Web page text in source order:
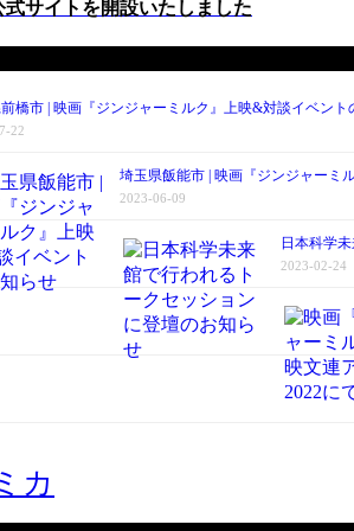
サイトを開設いたしました
橋市 | 映画『ジンジャーミルク』上映&対談イベント
22
埼玉県飯能市 | 映画『ジンジャーミ
2023-06-09
日本科学
2023-02-24
カ